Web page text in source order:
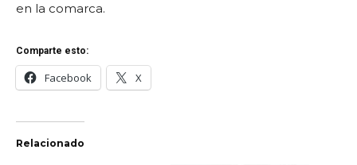
en la comarca.
Comparte esto:
Facebook X
Relacionado